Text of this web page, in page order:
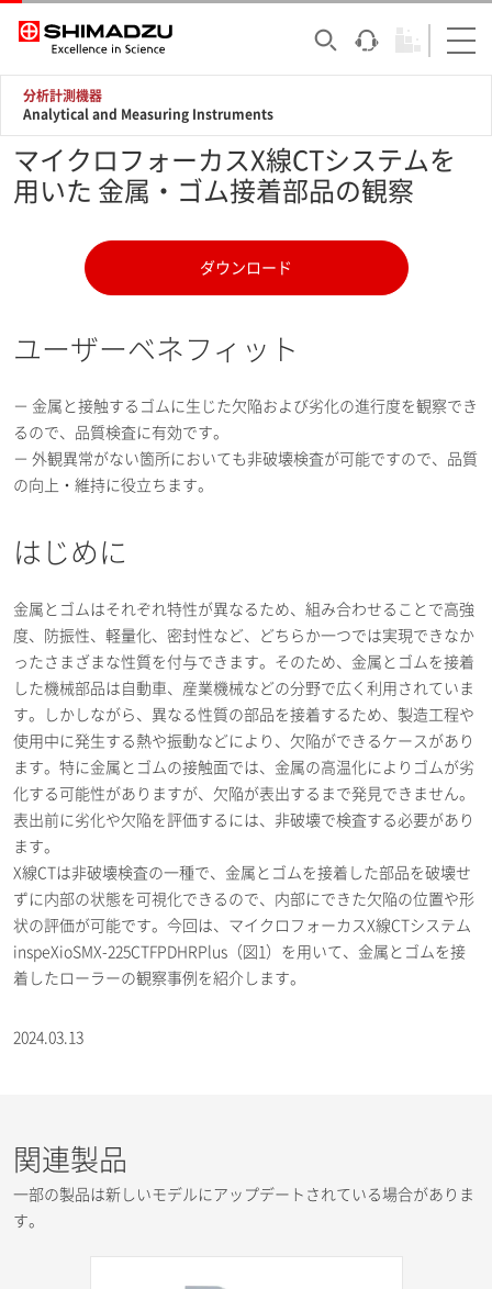
分析計測機器
Analytical and Measuring Instruments
マイクロフォーカスX線CTシステムを
用いた 金属・ゴム接着部品の観察
ダウンロード
ユーザーベネフィット
－ 金属と接触するゴムに生じた欠陥および劣化の進行度を観察でき
るので、品質検査に有効です。
－ 外観異常がない箇所においても非破壊検査が可能ですので、品質
の向上・維持に役立ちます。
はじめに
金属とゴムはそれぞれ特性が異なるため、組み合わせることで高強
度、防振性、軽量化、密封性など、どちらか一つでは実現できなか
ったさまざまな性質を付与できます。そのため、金属とゴムを接着
した機械部品は自動車、産業機械などの分野で広く利用されていま
す。しかしながら、異なる性質の部品を接着するため、製造工程や
使用中に発生する熱や振動などにより、欠陥ができるケースがあり
ます。特に金属とゴムの接触面では、金属の高温化によりゴムが劣
化する可能性がありますが、欠陥が表出するまで発見できません。
表出前に劣化や欠陥を評価するには、非破壊で検査する必要があり
ます。
X線CTは非破壊検査の一種で、金属とゴムを接着した部品を破壊せ
ずに内部の状態を可視化できるので、内部にできた欠陥の位置や形
状の評価が可能です。今回は、マイクロフォーカスX線CTシステム
inspeXioSMX-225CTFPDHRPlus（図1）を用いて、金属とゴムを接
着したローラーの観察事例を紹介します。
2024.03.13
関連製品
一部の製品は新しいモデルにアップデートされている場合がありま
す。